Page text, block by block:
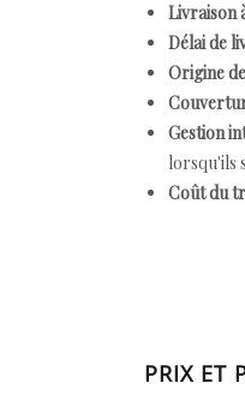
Livraison
Délai de
Origine
Gestion
lorsqu'ils
Coût du
PRIX ET